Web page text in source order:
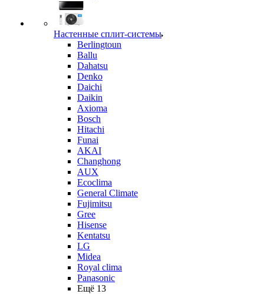
Настенные сплит-системы
Berlingtoun
Ballu
Dahatsu
Denko
Daichi
Daikin
Axioma
Bosch
Hitachi
Funai
AKAI
Changhong
AUX
Ecoclima
General Climate
Fujimitsu
Gree
Hisense
Kentatsu
LG
Midea
Royal clima
Panasonic
Ещё 13